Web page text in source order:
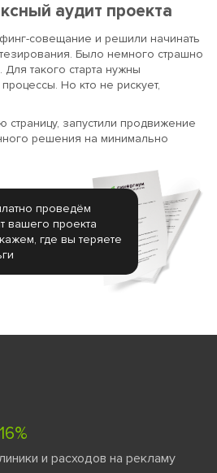
аудит проекта
совещание и решили начинать
Было немного страшно
такого старта нужны
Но кто не рискует,
страницу, запустили продвижение
решения на минимально
проведём
вашего проекта
где вы теряете
и расходов на рекламу